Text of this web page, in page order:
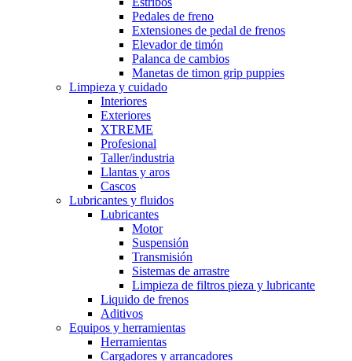
Pedales de freno
Extensiones de pedal de frenos
Elevador de timón
Palanca de cambios
Manetas de timon grip puppies
Limpieza y cuidado
Interiores
Exteriores
XTREME
Profesional
Taller/industria
Llantas y aros
Cascos
Lubricantes y fluidos
Lubricantes
Motor
Suspensión
Transmisión
Sistemas de arrastre
Limpieza de filtros pieza y lubricante
Liquido de frenos
Aditivos
Equipos y herramientas
Herramientas
Cargadores y arrancadores